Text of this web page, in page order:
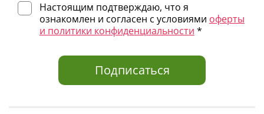
Настоящим подтверждаю, что я
ознакомлен и согласен с условиями оферты
и политики конфиденциальности *
Подписаться